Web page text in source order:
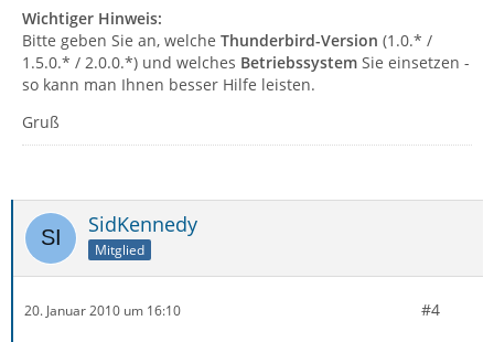
Wichtiger Hinweis:
Bitte geben Sie an, welche Thunderbird-Version (1.0.* /
1.5.0.* / 2.0.0.*) und welches Betriebssystem Sie einsetzen -
so kann man Ihnen besser Hilfe leisten.
Gruß
SidKennedy
Mitglied
20. Januar 2010 um 16:10 #4